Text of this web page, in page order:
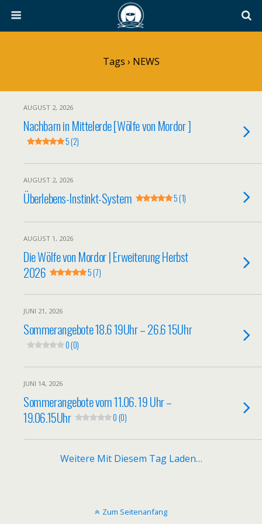
Tags › NEWS
AUGUST 2, 2026
Nachbarn in Mittelerde [Wölfe von Mordor ]
5 (2)
AUGUST 2, 2026
Überlebens-Instinkt-System 5 (1)
AUGUST 1, 2026
Die Wölfe von Mordor | Erweiterung Herbst
2026
5 (7)
JUNI 21, 2026
Sommerangebote 18.6 19Uhr – 26.6 15Uhr
0 (0)
JUNI 14, 2026
Sommerangebote vom 11.06. 19 Uhr –
19.06.15Uhr
0 (0)
Weitere Mit Diesem Tag Laden…
Zum Seitenanfang